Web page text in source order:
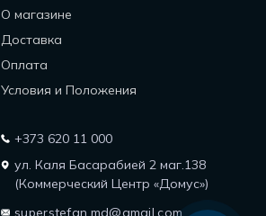
О магазине
Доставка
Оплата
Условия и Положения
+373 620 11 000
ул. Каля Басарабией 2 маг.138
(Коммерческий Центр «Домус»)
superstefan.md@gmail.com